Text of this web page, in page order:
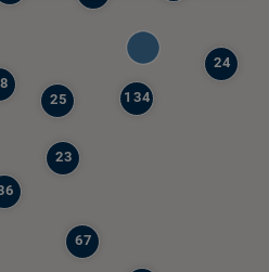
67
134
23
24
25